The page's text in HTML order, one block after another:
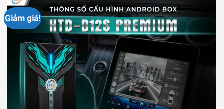
Giảm giá!